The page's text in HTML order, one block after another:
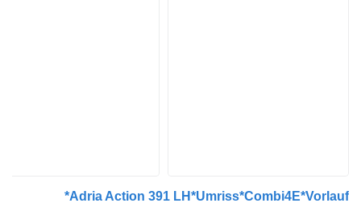
Adria Action 391